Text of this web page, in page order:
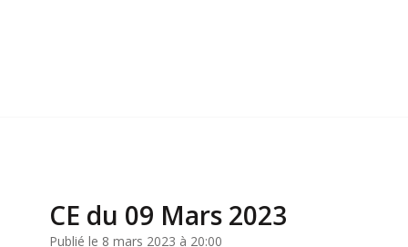
CE du 09 Mars 2023
Publié le 8 mars 2023 à 20:00